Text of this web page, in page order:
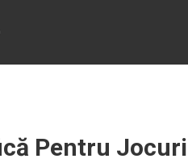
Pentru Jocuri